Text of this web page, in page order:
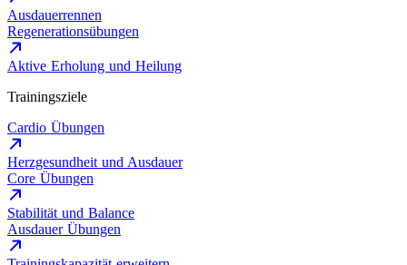
Ausdauerrennen
Regenerationsübungen
Aktive Erholung und Heilung
Trainingsziele
Cardio Übungen
Herzgesundheit und Ausdauer
Core Übungen
Stabilität und Balance
Ausdauer Übungen